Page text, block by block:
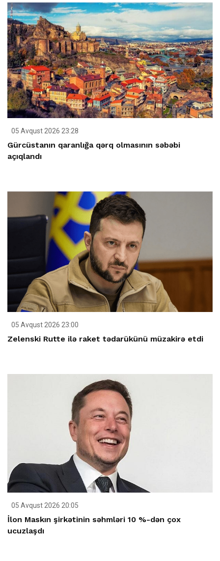
05 Avqust 2026 23:28
Gürcüstanın qaranlığa qərq olmasının səbəbi
açıqlandı
05 Avqust 2026 23:00
Zelenski Rutte ilə raket tədarükünü müzakirə etdi
05 Avqust 2026 20:05
İlon Maskın şirkətinin səhmləri 10 %-dən çox
ucuzlaşdı